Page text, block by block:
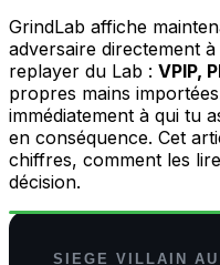
GrindLab affiche
adversaire directement
replayer du Lab : VPIP,
propres mains
immédiatement à qui tu
en conséquence. Cet
chiffres, comment les
décision.